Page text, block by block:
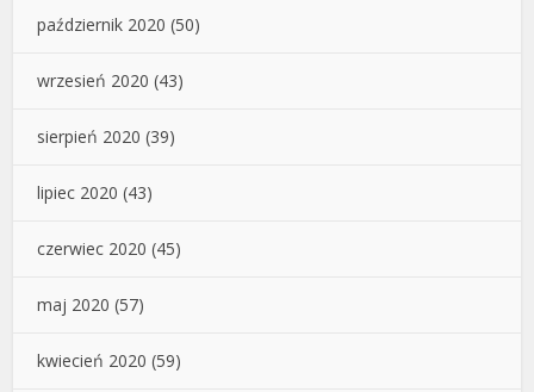
październik 2020 (50)
wrzesień 2020 (43)
sierpień 2020 (39)
lipiec 2020 (43)
czerwiec 2020 (45)
maj 2020 (57)
kwiecień 2020 (59)